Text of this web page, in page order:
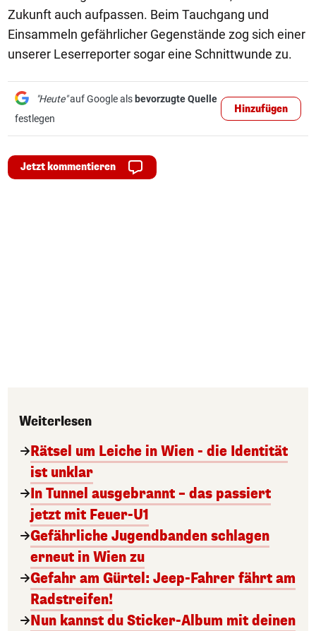
Zukunft auch aufpassen. Beim Tauchgang und
Einsammeln gefährlicher Gegenstände zog sich einer
unserer Leserreporter sogar eine Schnittwunde zu.
"Heute"auf Google als bevorzugte Quelle
festlegen
Hinzufügen
Jetzt kommentieren
Weiterlesen
Rätsel um Leiche in Wien - die Identität
ist unklar
In Tunnel ausgebrannt – das passiert
jetzt mit Feuer-U1
Gefährliche Jugendbanden schlagen
erneut in Wien zu
Gefahr am Gürtel: Jeep-Fahrer fährt am
Radstreifen!
Nun kannst du Sticker-Album mit deinen